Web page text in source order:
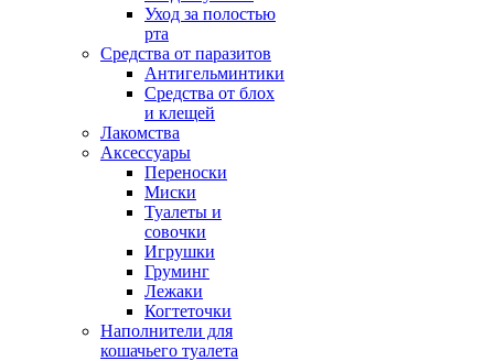
Уход за полостью
рта
Средства от паразитов
Антигельминтики
Средства от блох
и клещей
Лакомства
Аксессуары
Переноски
Миски
Туалеты и
совочки
Игрушки
Груминг
Лежаки
Когтеточки
Наполнители для
кошачьего туалета